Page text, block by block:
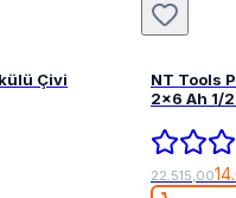
Çivi
NT Tools
2x6 Ah 1/
22.515,00